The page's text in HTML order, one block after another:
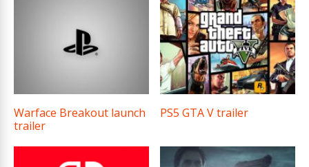
Warface Breakout launch
trailer
PS5 GTA V trailer